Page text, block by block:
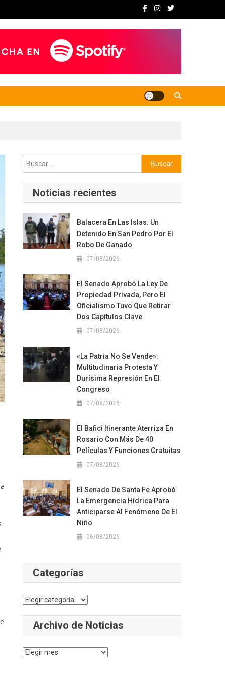
Buscar:
Noticias recientes
Balacera En Las Islas: Un
Detenido En San Pedro Por El
Robo De Ganado
07/08/2026
El Senado Aprobó La Ley De
Propiedad Privada, Pero El
Oficialismo Tuvo Que Retirar
Dos Capítulos Clave
07/08/2026
«La Patria No Se Vende»:
Multitudinaria Protesta Y
Durísima Represión En El
Congreso
07/08/2026
El Bafici Itinerante Aterriza En
Rosario Con Más De 40
Películas Y Funciones Gratuitas
07/08/2026
El Senado De Santa Fe Aprobó
La Emergencia Hídrica Para
Anticiparse Al Fenómeno De El
Niño
06/08/2026
Categorías
Categorías
Archivo de Noticias
Archivo